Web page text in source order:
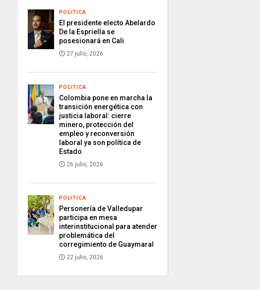
POLITICA
El presidente electo Abelardo
De la Espriella se
posesionará en Cali
27 julio, 2026
POLITICA
Colombia pone en marcha la
transición energética con
justicia laboral: cierre
minero, protección del
empleo y reconversión
laboral ya son política de
Estado
26 julio, 2026
POLITICA
Personería de Valledupar
participa en mesa
interinstitucional para atender
problemática del
corregimiento de Guaymaral
22 julio, 2026